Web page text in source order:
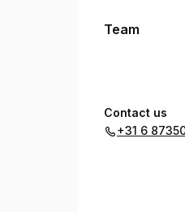
Team
Contact us
+31 6